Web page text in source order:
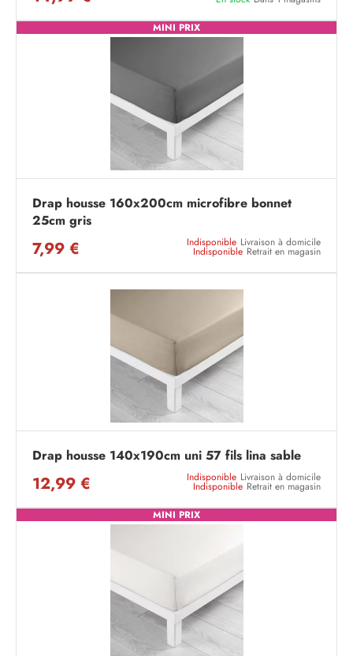
MINI PRIX
Drap housse 160x200cm microfibre bonnet
25cm gris
7,99 € Indisponible Livraison à domicile
Indisponible Retrait en magasin
Drap housse 140x190cm uni 57 fils lina sable
12,99 € Indisponible Livraison à domicile
Indisponible Retrait en magasin
MINI PRIX